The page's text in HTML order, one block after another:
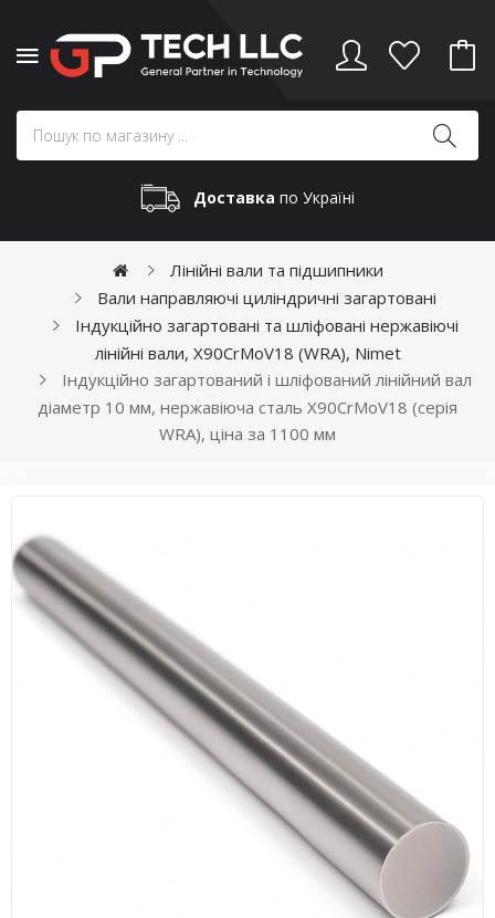
Доставка по Україні
Лінійні вали та підшипники
Вали направляючі циліндричні загартовані
Індукційно загартовані та шліфовані нержавіючі
лінійні вали, X90CrMoV18 (WRA), Nimet
Індукційно загартований і шліфований лінійний вал
діаметр 10 мм, нержавіюча сталь X90CrMoV18 (серія
WRA), ціна за 1100 мм